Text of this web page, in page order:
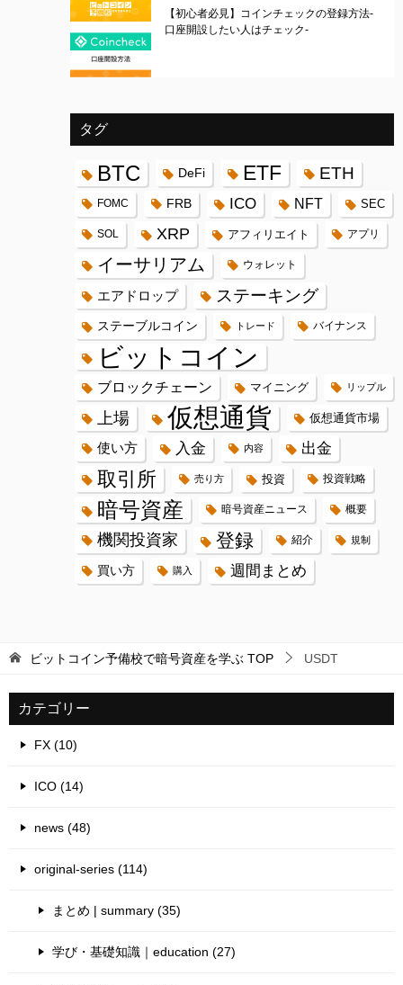
【初心者必見】コインチェックの登録方法-
口座開設したい人はチェック-
タグ
BTC DeFi ETF ETH
FOMC FRB ICO NFT SEC
SOL XRP アフィリエイト アプリ
イーサリアム ウォレット
エアドロップ ステーキング
ステーブルコイン トレード バイナンス
ビットコイン
ブロックチェーン マイニング リップル
上場 仮想通貨 仮想通貨市場
使い方 入金 内容 出金
取引所 売り方 投資 投資戦略
暗号資産 暗号資産ニュース 概要
機関投資家 登録 紹介 規制
買い方 購入 週間まとめ
ビットコイン予備校で暗号資産を学ぶ TOP USDT
カテゴリー
FX (10)
ICO (14)
news (48)
original-series (114)
まとめ | summary (35)
学び・基礎知識｜education (27)